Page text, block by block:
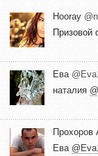
Hooray
Призовой
Ева
наталия
Прохоров
Ева